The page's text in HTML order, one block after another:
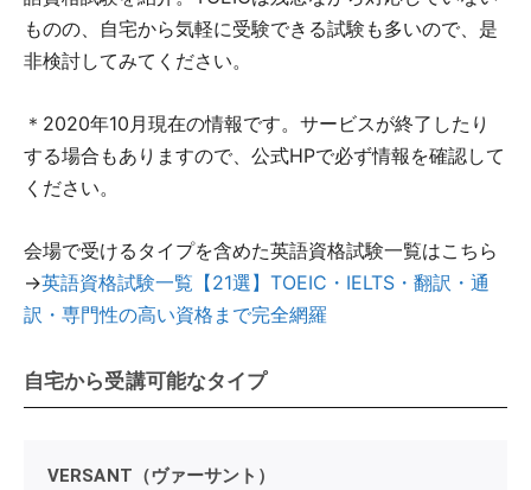
ものの、自宅から気軽に受験できる試験も多いので、是
非検討してみてください。
＊2020年10月現在の情報です。サービスが終了したり
する場合もありますので、公式HPで必ず情報を確認して
ください。
会場で受けるタイプを含めた英語資格試験一覧はこちら
→英語資格試験一覧【21選】TOEIC・IELTS・翻訳・通
訳・専門性の高い資格まで完全網羅
自宅から受講可能なタイプ
VERSANT（ヴァーサント）